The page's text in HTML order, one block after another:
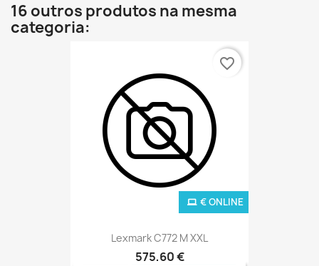
16 outros produtos na mesma
categoria:
Lexmark C772 M XXL
575,60 €
€ ONLINE
favorite_border